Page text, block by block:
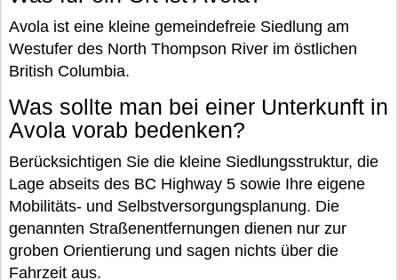
Avola ist eine kleine gemeindefreie Siedlung am
Westufer des North Thompson River im östlichen
British Columbia.
Was sollte man bei einer Unterkunft in
Avola vorab bedenken?
Berücksichtigen Sie die kleine Siedlungsstruktur, die
Lage abseits des BC Highway 5 sowie Ihre eigene
Mobilitäts- und Selbstversorgungsplanung. Die
genannten Straßenentfernungen dienen nur zur
groben Orientierung und sagen nichts über die
Fahrzeit aus.